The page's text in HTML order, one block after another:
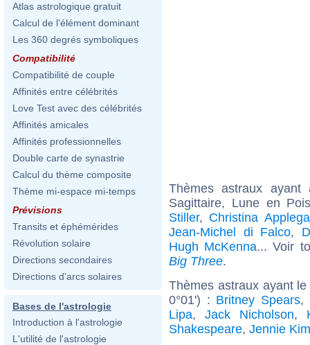
Atlas astrologique gratuit
Calcul de l'élément dominant
Les 360 degrés symboliques
Compatibilité
Compatibilité de couple
Affinités entre célébrités
Love Test avec des célébrités
Affinités amicales
Affinités professionnelles
Double carte de synastrie
Calcul du thème composite
Thème mi-espace mi-temps
Prévisions
Transits et éphémérides
Révolution solaire
Directions secondaires
Directions d'arcs solaires
Bases de l'astrologie
Introduction à l'astrologie
L'utilité de l'astrologie
Thèmes astraux
Sagittaire, Lune en
Stiller, Christina
Jean-Michel di Falco,
Hugh McKenna... Voir
Big Three.
Thèmes astraux ayant
0°01') : Britney Spears,
Lipa,Jack Nicholson,
Shakespeare, Jennie Kim